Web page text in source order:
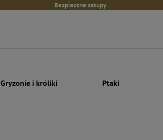
Bezpieczne zakupy
Gryzonie i króliki Ptaki